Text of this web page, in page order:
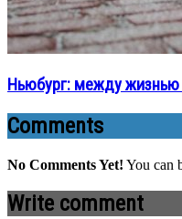
Ньюбург: между
Comments
No Comments Yet! You can
Write comment